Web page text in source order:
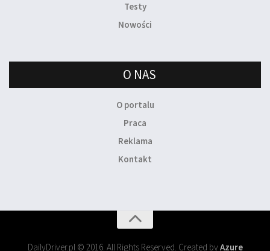
Testy
Nowości
O NAS
O portalu
Praca
Reklama
Kontakt
DailyDriver.pl © 2016. All Rights Reserved. Created byAzure